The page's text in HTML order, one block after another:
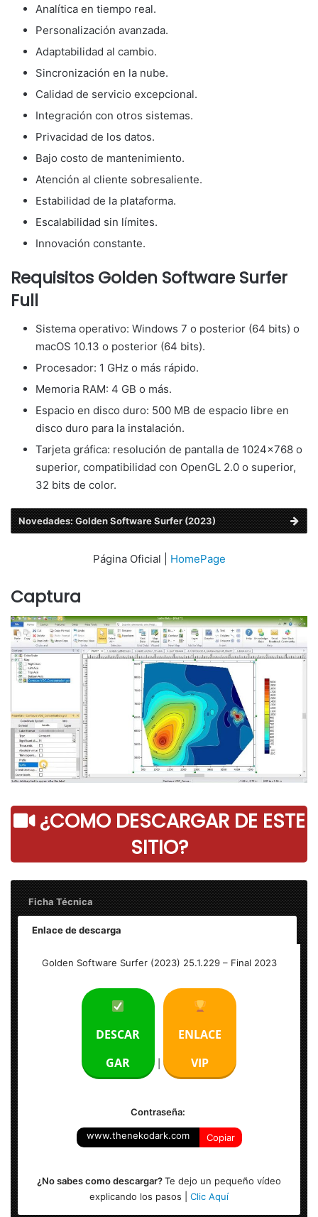
Analítica en tiempo real.
Personalización avanzada.
Adaptabilidad al cambio.
Sincronización en la nube.
Calidad de servicio excepcional.
Integración con otros sistemas.
Privacidad de los datos.
Bajo costo de mantenimiento.
Atención al cliente sobresaliente.
Estabilidad de la plataforma.
Escalabilidad sin límites.
Innovación constante.
Requisitos Golden Software Surfer
Full
Sistema operativo: Windows 7 o posterior (64 bits) o
macOS 10.13 o posterior (64 bits).
Procesador: 1 GHz o más rápido.
Memoria RAM: 4 GB o más.
Espacio en disco duro: 500 MB de espacio libre en
disco duro para la instalación.
Tarjeta gráfica: resolución de pantalla de 1024×768 o
superior, compatibilidad con OpenGL 2.0 o superior,
32 bits de color.
Novedades: Golden Software Surfer (2023)
Página Oficial | HomePage
Captura
¿COMO DESCARGAR DE ESTE
SITIO?
Ficha Técnica
Enlace de descarga
Golden Software Surfer (2023) 25.1.229 – Final 2023
DESCAR
GAR
ENLACE
VIP
Contraseña:
www.thenekodark.com Copiar
¿No sabes como descargar?Te dejo un pequeño vídeo
explicando los pasos | Clic Aquí